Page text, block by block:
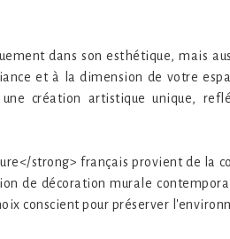
dans son esthétique, mais
et à la dimension de votre
création artistique unique,
strong> français provient de la
de décoration murale
conscient pour préserver